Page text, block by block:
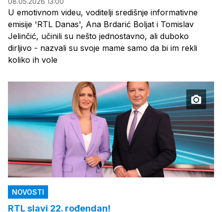
U emotivnom videu, voditelji središnje informativne
emisije 'RTL Danas', Ana Brdarić Boljat i Tomislav
Jelinčić, učinili su nešto jednostavno, ali duboko
dirljivo - nazvali su svoje mame samo da bi im rekli
koliko ih vole
NOVOSTI
RTL slavi 22. rođendan!